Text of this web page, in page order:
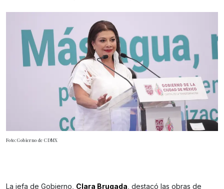
Foto: Gobierno de CDMX
La jefa de Gobierno, Clara Brugada, destacó las obras de